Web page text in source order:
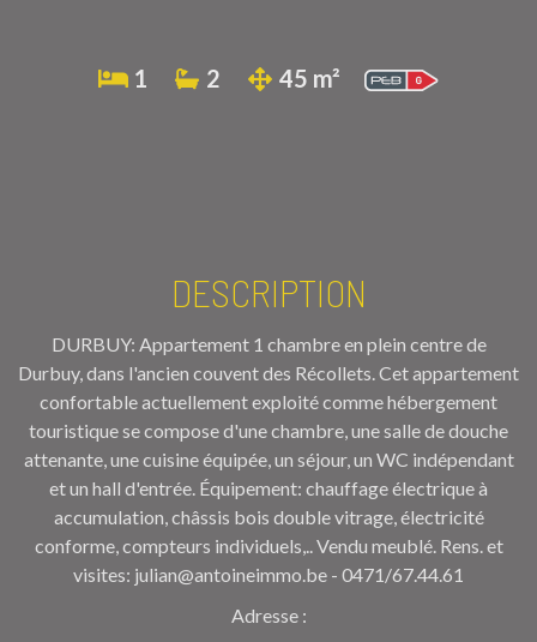
1 2 45 m²
DESCRIPTION
DURBUY: Appartement 1 chambre en plein centre de
Durbuy, dans l'ancien couvent des Récollets. Cet appartement
confortable actuellement exploité comme hébergement
touristique se compose d'une chambre, une salle de douche
attenante, une cuisine équipée, un séjour, un WC indépendant
et un hall d'entrée. Équipement: chauffage électrique à
accumulation, châssis bois double vitrage, électricité
conforme, compteurs individuels,.. Vendu meublé. Rens. et
visites: julian@antoineimmo.be - 0471/67.44.61
Adresse :